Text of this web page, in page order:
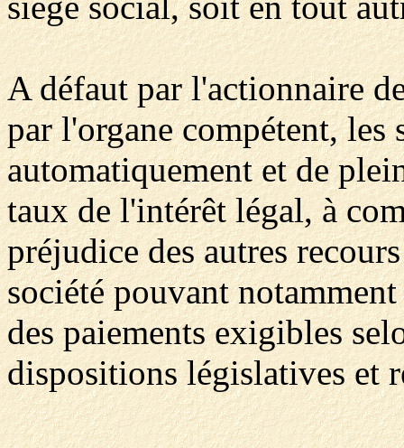
A défaut par l'actionnaire
par l'organe compétent, les
automatiquement et de
taux de l'intérêt légal, à
préjudice des autres
société pouvant
des paiements exigibles
dispositions législatives et